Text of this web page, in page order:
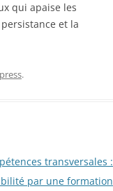
qui apaise les
et la
.
transversales :
par une formation